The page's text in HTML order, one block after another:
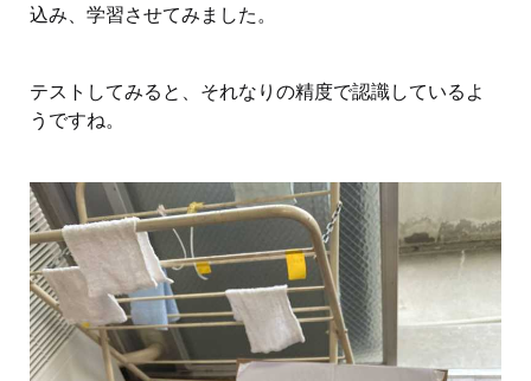
込み、学習させてみました。
テストしてみると、それなりの精度で認識しているよ
うですね。